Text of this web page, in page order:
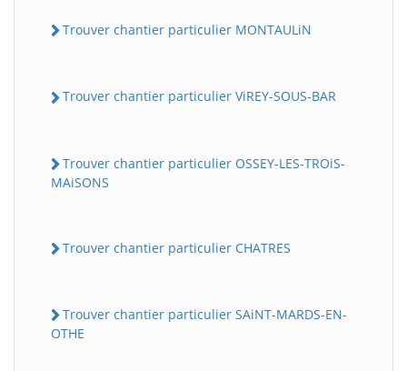
Trouver chantier particulier MONTAULiN
Trouver chantier particulier ViREY-SOUS-BAR
Trouver chantier particulier OSSEY-LES-TROiS-
MAiSONS
Trouver chantier particulier CHATRES
Trouver chantier particulier SAiNT-MARDS-EN-
OTHE